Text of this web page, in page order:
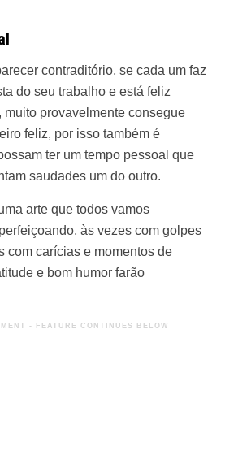
contraditório, se cada um faz
do seu trabalho e está feliz
muito provavelmente consegue
feliz, por isso também é
ter um tempo pessoal que
saudades um do outro.
arte que todos vamos
às vezes com golpes
com carícias e momentos de
e bom humor farão